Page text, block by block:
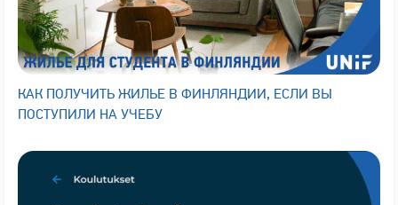
КАК ПОЛУЧИТЬ ЖИЛЬЕ В ФИНЛЯНДИИ, ЕСЛИ ВЫ
ПОСТУПИЛИ НА УЧЕБУ